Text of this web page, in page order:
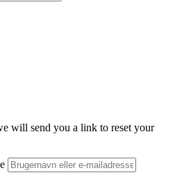
will send you a link to reset your